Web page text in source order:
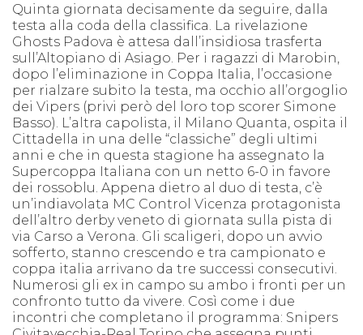
Quinta giornata decisamente da seguire, dalla
testa alla coda della classifica. La rivelazione
Ghosts Padova è attesa dall’insidiosa trasferta
sull’Altopiano di Asiago. Per i ragazzi di Marobin,
dopo l’eliminazione in Coppa Italia, l’occasione
per rialzare subito la testa, ma occhio all’orgoglio
dei Vipers (privi però del loro top scorer Simone
Basso). L’altra capolista, il Milano Quanta, ospita il
Cittadella in una delle “classiche” degli ultimi
anni e che in questa stagione ha assegnato la
Supercoppa Italiana con un netto 6-0 in favore
dei rossoblu. Appena dietro al duo di testa, c’è
un’indiavolata MC Control Vicenza protagonista
dell’altro derby veneto di giornata sulla pista di
via Carso a Verona. Gli scaligeri, dopo un avvio
sofferto, stanno crescendo e tra campionato e
coppa italia arrivano da tre successi consecutivi.
Numerosi gli ex in campo su ambo i fronti per un
confronto tutto da vivere. Così come i due
incontri che completano il programma: Snipers